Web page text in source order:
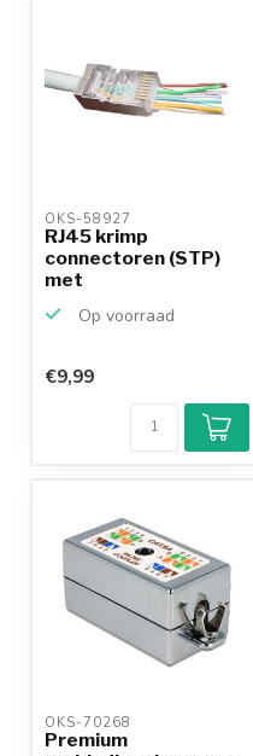
OKS-58927
RJ45 krimp
connectoren (STP)
met
voor CA...
Op voorraad
€9,99
OKS-70268
Premium